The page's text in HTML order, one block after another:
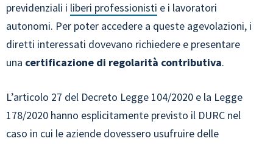
previdenziali i liberi professionisti e i lavoratori
autonomi. Per poter accedere a queste agevolazioni, i
diretti interessati dovevano richiedere e presentare
una certificazione di regolarità contributiva.
L’articolo 27 del Decreto Legge 104/2020 e la Legge
178/2020 hanno esplicitamente previsto il DURC nel
caso in cui le aziende dovessero usufruire delle